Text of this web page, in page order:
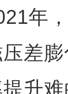
年
差
升